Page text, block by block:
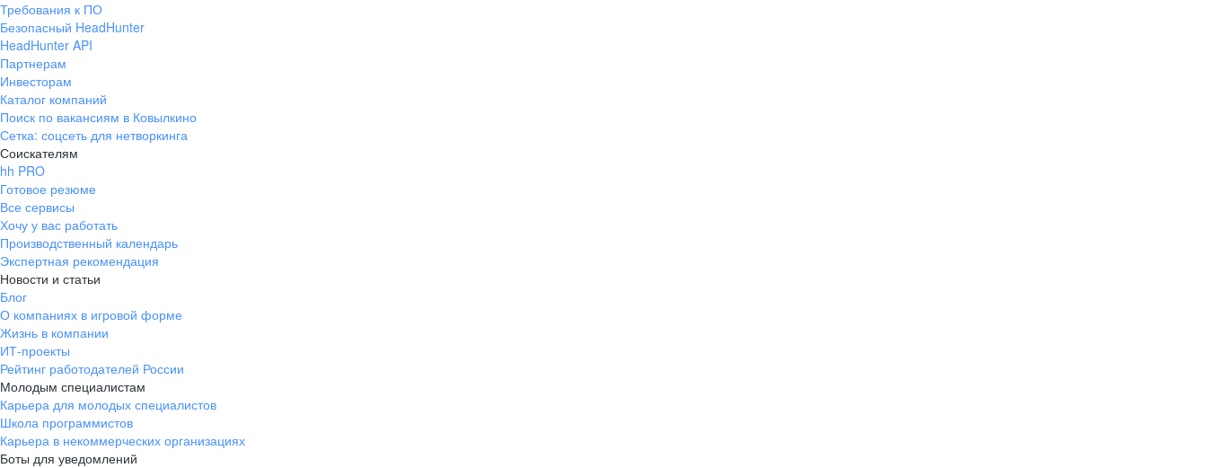
Требования к ПО
Безопасный HeadHunter
HeadHunter API
Партнерам
Инвесторам
Каталог компаний
Поиск по вакансиям в Ковылкино
Сетка: соцсеть для нетворкинга
Соискателям
hh PRO
Готовое резюме
Все сервисы
Хочу у вас работать
Производственный календарь
Экспертная рекомендация
Новости и статьи
Блог
О компаниях в игровой форме
Жизнь в компании
ИТ-проекты
Рейтинг работодателей России
Молодым специалистам
Карьера для молодых специалистов
Школа программистов
Карьера в некоммерческих организациях
Боты для уведомлений